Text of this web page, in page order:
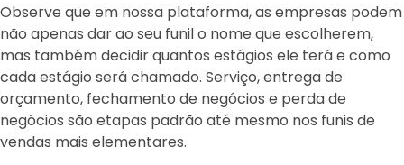
Observe que em nossa plataforma, as empresas podem
não apenas dar ao seu funil o nome que escolherem,
mas também decidir quantos estágios ele terá e como
cada estágio será chamado. Serviço, entrega de
orçamento, fechamento de negócios e perda de
negócios são etapas padrão até mesmo nos funis de
vendas mais elementares.